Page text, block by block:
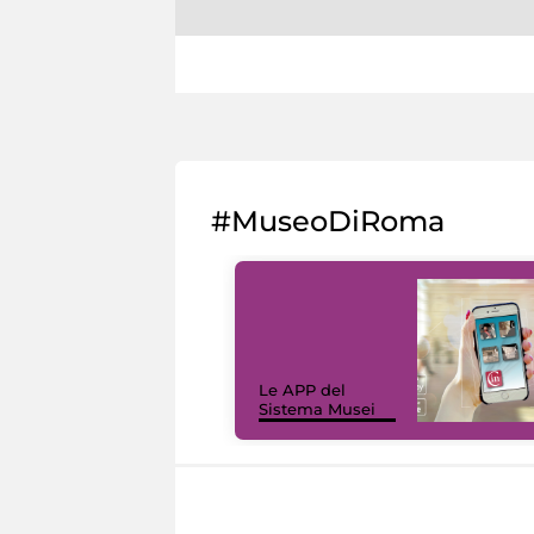
#MuseoDiRoma
Le APP del
Sistema Musei